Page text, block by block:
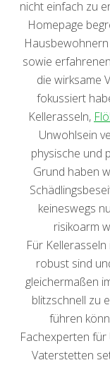
nicht einfach zu
Homepage
sowie
die wirksame
fokussiert
Kellerasseln,
Unwohlsein
physische und
Grund haben
keineswegs
risikoarm
Für
robust sind
gleichermaßen
blitzschnell zu
führen
Fachexperten für
Vaterstetten